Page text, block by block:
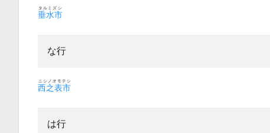
垂水市
タルミズシ
な行
西之表市
ニシノオモテシ
は行